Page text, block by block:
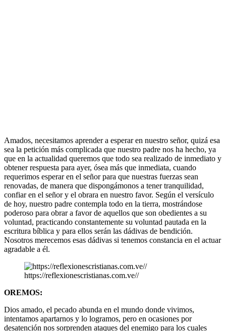
Amados, necesitamos aprender a esperar en nuestro señor, quizá esa
sea la petición más complicada que nuestro padre nos ha hecho, ya
que en la actualidad queremos que todo sea realizado de inmediato y
obtener respuesta para ayer, ósea más que inmediata, cuando
requerimos esperar en el señor para que nuestras fuerzas sean
renovadas, de manera que dispongámonos a tener tranquilidad,
confiar en el señor y el obrara en nuestro favor. Según el versículo
de hoy, nuestro padre contempla todo en la tierra, mostrándose
poderoso para obrar a favor de aquellos que son obedientes a su
voluntad, practicando constantemente su voluntad pautada en la
escritura bíblica y para ellos serán las dádivas de bendición.
Nosotros merecemos esas dádivas si tenemos constancia en el actuar
agradable a él.
https://reflexionescristianas.com.ve//
OREMOS:
Dios amado, el pecado abunda en el mundo donde vivimos,
intentamos apartarnos y lo logramos, pero en ocasiones por
desatención nos sorprenden ataques del enemigo para los cuales